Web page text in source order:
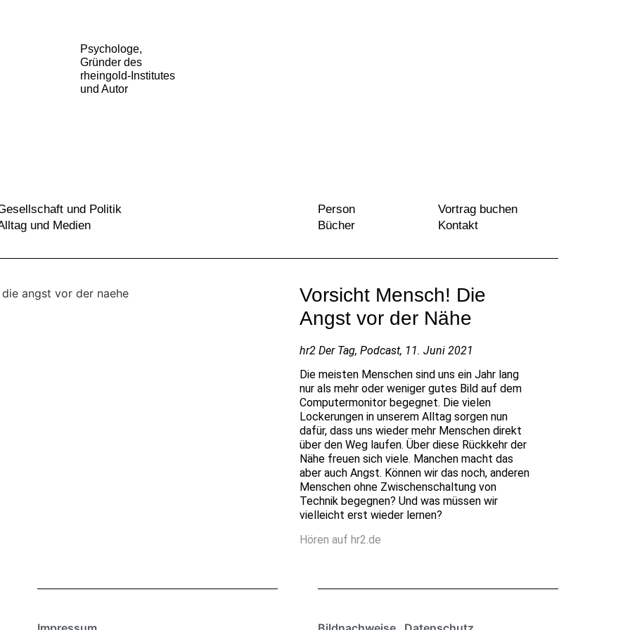
Psychologe,
Gründer des
rheingold-Institutes
und Autor
und Politik
und Medien
Person
Bücher
Vortrag buchen
Kontakt
Vorsicht Mensch! Die
Angst vor der Nähe
hr2 Der Tag, Podcast, 11. Juni 2021
Die meisten Menschen sind uns ein Jahr lang
nur als mehr oder weniger gutes Bild auf dem
Computermonitor begegnet. Die vielen
Lockerungen in unserem Alltag sorgen nun
dafür, dass uns wieder mehr Menschen direkt
über den Weg laufen. Über diese Rückkehr der
Nähe freuen sich viele. Manchen macht das
aber auch Angst. Können wir das noch, anderen
Menschen ohne Zwischenschaltung von
Technik begegnen? Und was müssen wir
vielleicht erst wieder lernen?
Hören auf hr2.de